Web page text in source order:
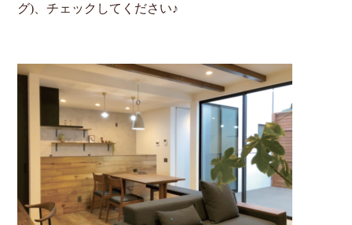
グ)、チェックしてください♪